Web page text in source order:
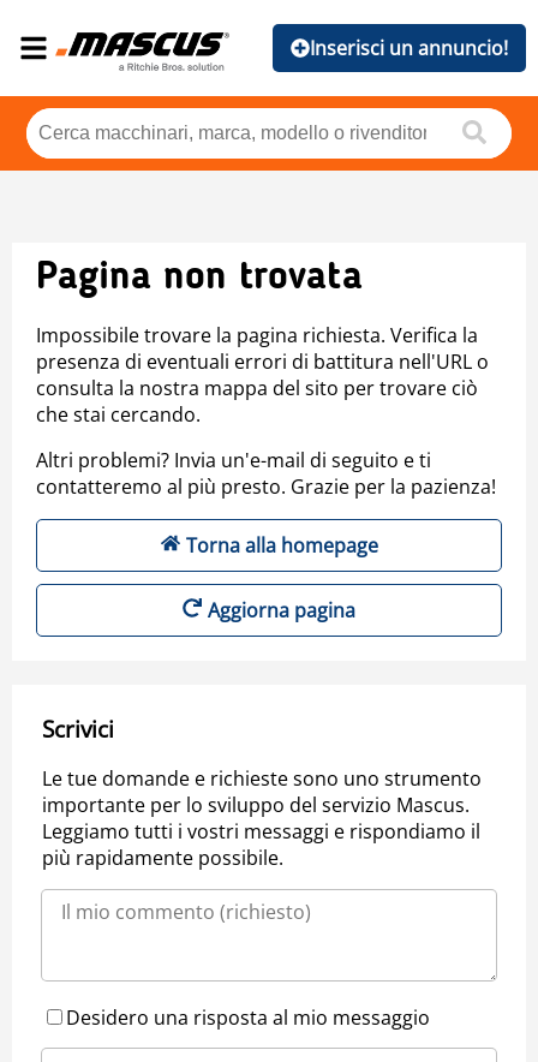
Inserisci un annuncio!
Pagina non trovata
Impossibile trovare la pagina richiesta. Verifica la
presenza di eventuali errori di battitura nell'URL o
consulta la nostra mappa del sito per trovare ciò
che stai cercando.
Altri problemi? Invia un'e-mail di seguito e ti
contatteremo al più presto. Grazie per la pazienza!
Torna alla homepage
Aggiorna pagina
Scrivici
Le tue domande e richieste sono uno strumento
importante per lo sviluppo del servizio Mascus.
Leggiamo tutti i vostri messaggi e rispondiamo il
più rapidamente possibile.
Desidero una risposta al mio messaggio